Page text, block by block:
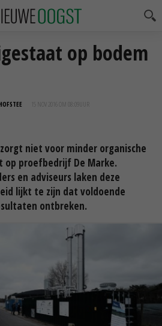
op bodem
15 NOV 2016 OM 08:09
niet voor minder organische
proefbedrijf De Marke.
en adviseurs laken deze
lijkt te zijn dat voldoende
ontbreken.